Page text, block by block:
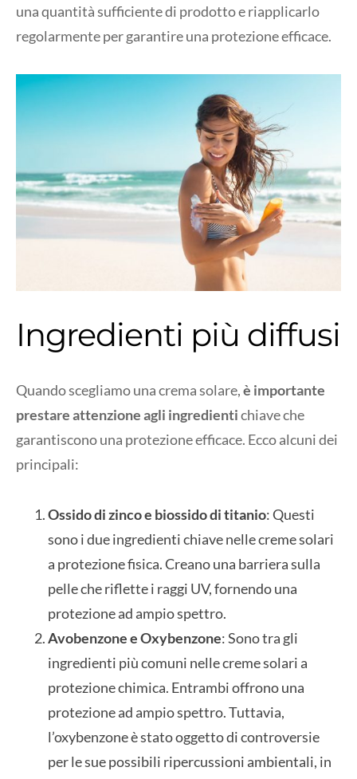
una quantità sufficiente di prodotto e riapplicarlo
regolarmente per garantire una protezione efficace.
Ingredienti più diffusi
Quando scegliamo una crema solare,è importante
prestare attenzione agli ingredientichiave che
garantiscono una protezione efficace. Ecco alcuni dei
principali:
Ossido di zinco e biossido di titanio: Questi
sono i due ingredienti chiave nelle creme solari
a protezione fisica. Creano una barriera sulla
pelle che riflette i raggi UV, fornendo una
protezione ad ampio spettro.
Avobenzone e Oxybenzone: Sono tra gli
ingredienti più comuni nelle creme solari a
protezione chimica. Entrambi offrono una
protezione ad ampio spettro. Tuttavia,
l’oxybenzone è stato oggetto di controversie
per le sue possibili ripercussioni ambientali, in